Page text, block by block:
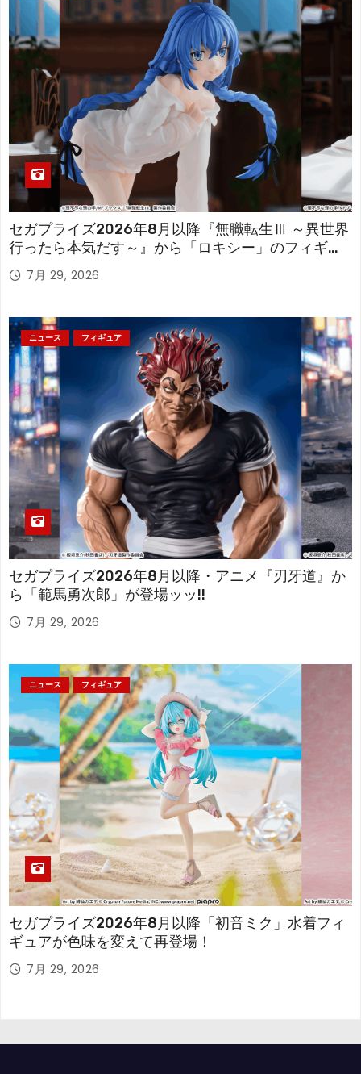
セガプライズ2026年8月以降『無職転生Ⅲ ～異世界
行ったら本気だす～』から「ロキシー」のフィギュ
アが登場！
7月 29, 2026
ニュース フィギュア
セガプライズ2026年8月以降・アニメ『刃牙道』か
ら「範馬勇次郎」が登場ッッ!!
7月 29, 2026
ニュース フィギュア
セガプライズ2026年8月以降「初音ミク」水着フィ
ギュアが色味を変えて再登場！
7月 29, 2026